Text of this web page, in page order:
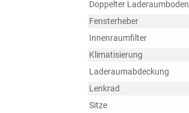
Doppelter Laderaumboden
Fensterheber
Innenraumfilter
Klimatisierung
Laderaumabdeckung
Lenkrad
Sitze